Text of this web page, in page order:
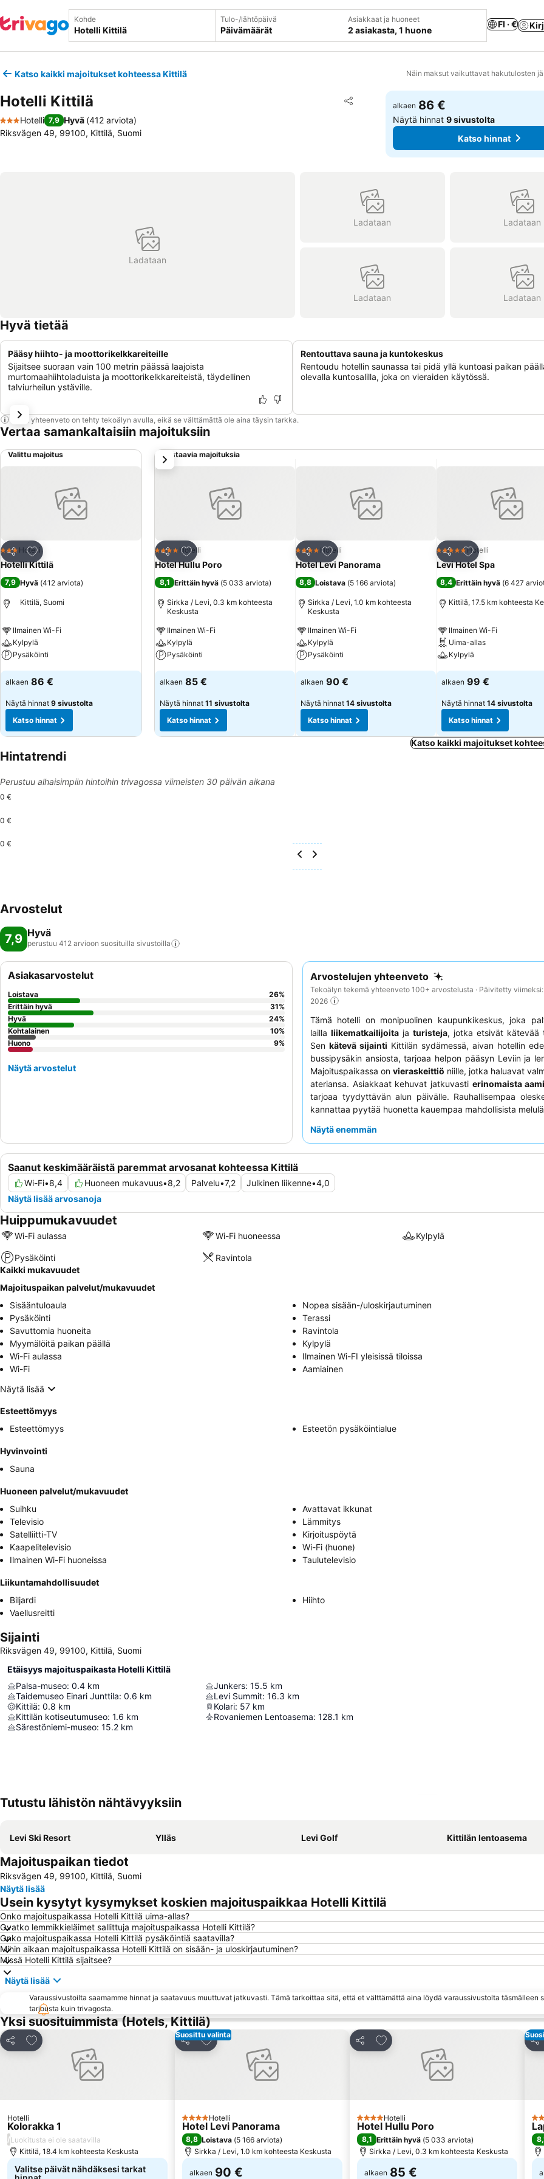
Kohde Tulo-/lähtöpäivä
Päivämäärät
Asiakkaat ja huoneet
2 asiakasta, 1 huone
FI · €
Katso kaikki majoitukset kohteessa Kittilä Näin maksut vaikuttavat hakutulosten
Hotelli Kittilä Jaa
Lisää suosikkeihin
3 Tähtiluokitus
Hotelli 7,9 Hyvä (412 arviota)
Riksvägen 49, 99100, Kittilä, Suomi
alkaen 86 €
Näytä hinnat9 sivustolta
Katso hinnat
Ladataan
Ladataan Ladataan
Ladataan Ladataan
Hyvä tietää
Pääsy hiihto- ja moottorikelkkareiteille
Sijaitsee suoraan vain 100 metrin päässä laajoista
murtomaahiihtoladuista ja moottorikelkkareiteistä, täydellinen
talviurheilun ystäville.
Rentouttava sauna ja kuntokeskus
Rentoudu hotellin saunassa tai pidä yllä kuntoasi paikan
olevalla kuntosalilla, joka on vieraiden käytössä.
Tämä yhteenveto on tehty tekoälyn avulla, eikä se välttämättä ole aina täysin tarkka.
Vertaa samankaltaisiin majoituksiin
Valittu majoitus
Jaa
Lisää suosikkeihin
3 Tähtiluokitus
Hotelli
Hotelli Kittilä
7,9 Hyvä (412 arviota)
Kittilä, Suomi
Ilmainen Wi-Fi
Kylpylä
Pysäköinti
Katso hinnat
alkaen 86 €
Näytä hinnat 9 sivustolta
Katso hinnat
Vastaavia majoituksia
Jaa
Lisää suosikkeihin
4 Tähtiluokitus
Hotelli
Hotel Hullu Poro
8,1 Erittäin hyvä (5 033 arviota)
Sirkka / Levi, 0.3 km kohteesta
Keskusta
Ilmainen Wi-Fi
Kylpylä
Pysäköinti
Katso hinnat
alkaen 85 €
Näytä hinnat 11 sivustolta
Katso hinnat
Jaa
Lisää suosikkeihin
4 Tähtiluokitus
Hotelli
Hotel Levi Panorama
8,8 Loistava (5 166 arviota)
Sirkka / Levi, 1.0 km kohteesta
Keskusta
Ilmainen Wi-Fi
Kylpylä
Pysäköinti
Katso hinnat
alkaen 90 €
Näytä hinnat 14 sivustolta
Katso hinnat
Jaa
Lisää suosikkeihin
5 Tähtiluokitus
Hotelli
Levi Hotel Spa
8,4 Erittäin hyvä (6 427
Kittilä, 17.5 km kohteesta
Ilmainen Wi-Fi
Uima-allas
Kylpylä
Katso hinnat
alkaen 99 €
Näytä hinnat 14 sivustolta
Katso hinnat
seuraava
Katso kaikki majoitukset
Hintatrendi
Perustuu alhaisimpiin hintoihin trivagossa viimeisten 30 päivän aikana
0 €
0 €
0 €
Arvostelut
7,9 Hyvä
perustuu 412 arvioon suosituilla sivustoilla
Arvostelujen yhteenveto
Tekoälyn tekemä yhteenveto 100+ arvostelusta · Päivitetty
2026
Tämä hotelli on monipuolinen kaupunkikeskus, joka
lailla liikematkailijoita ja turisteja, jotka etsivät kätevää
Sen kätevä sijainti Kittilän sydämessä, aivan hotellin
bussipysäkin ansiosta, tarjoaa helpon pääsyn Leviin ja
Majoituspaikassa on vieraskeittiö niille, jotka haluavat
ateriansa. Asiakkaat kehuvat jatkuvasti erinomaista
tarjoaa tyydyttävän alun päivälle. Rauhallisempaa
kannattaa pyytää huonetta kauempaa mahdollisista
Näytä enemmän
Saanut keskimääräistä paremmat arvosanat kohteessa Kittilä
Wi-Fi•8,4 Huoneen mukavuus•8,2 Palvelu•7,2 Julkinen liikenne•4,0
Näytä lisää arvosanoja
Asiakasarvostelut
Loistava 26%
Erittäin hyvä
31%
Hyvä
24%
Kohtalainen
10%
Huono
9%
Näytä arvostelut
Huippumukavuudet
Wi-Fi aulassa Wi-Fi huoneessa Kylpylä
Pysäköinti
Ravintola
Kaikki mukavuudet
Majoituspaikan palvelut/mukavuudet
Sisääntuloaula
Nopea sisään-/uloskirjautuminen
Pysäköinti
Terassi
Savuttomia huoneita
Ravintola
Myymälöitä paikan päällä
Kylpylä
Wi-Fi aulassa
Ilmainen Wi-FI yleisissä tiloissa
Wi-Fi
Aamiainen
Näytä lisää
Esteettömyys
Esteettömyys
Esteetön pysäköintialue
Hyvinvointi
Sauna
Huoneen palvelut/mukavuudet
Suihku
Avattavat ikkunat
Televisio
Lämmitys
Satelliitti-TV
Kirjoituspöytä
Kaapelitelevisio
Wi-Fi (huone)
Ilmainen Wi-Fi huoneissa
Taulutelevisio
Liikuntamahdollisuudet
Biljardi
Hiihto
Vaellusreitti
Sijainti
Riksvägen 49, 99100, Kittilä, Suomi
Etäisyys majoituspaikasta Hotelli Kittilä
Palsa-museo: 0.4 km
Taidemuseo Einari Junttila: 0.6 km
Kittilä: 0.8 km
Kittilän kotiseutumuseo: 1.6 km
Särestöniemi-museo: 15.2 km
Junkers: 15.5 km
Levi Summit: 16.3 km
Kolari: 57 km
Rovaniemen Lentoasema: 128.1 km
Tutustu lähistön nähtävyyksiin
Levi Ski Resort Ylläs Levi Golf Kittilän lentoasema
Majoituspaikan tiedot
Riksvägen 49, 99100, Kittilä, Suomi
Näytä lisää
Usein kysytyt kysymykset koskien majoituspaikkaa Hotelli Kittilä
Onko majoituspaikassa Hotelli Kittilä uima-allas?
Ovatko lemmikkieläimet sallittuja majoituspaikassa Hotelli Kittilä?
Onko majoituspaikassa Hotelli Kittilä pysäköintiä saatavilla?
Mihin aikaan majoituspaikassa Hotelli Kittilä on sisään- ja uloskirjautuminen?
Missä Hotelli Kittilä sijaitsee?
Näytä lisää
Varaussivustoilta saamamme hinnat ja saatavuus muuttuvat jatkuvasti. Tämä tarkoittaa sitä, että et välttämättä aina löydä varaussivustolta täsmälleen
tarjousta kuin trivagosta.
Yksi suosituimmista (Hotels, Kittilä)
Jaa
Lisää suosikkeihin
Hotelli
Kolorakka 1
/Luokitusta ei ole saatavilla
Kittilä, 18.4 km kohteesta Keskusta
Valitse päivät nähdäksesi tarkat
Suosittu valinta
Jaa
Lisää suosikkeihin
4 Tähtiluokitus
Hotelli
Hotel Levi Panorama
8,8 Loistava (5 166 arviota)
Sirkka / Levi, 1.0 km kohteesta Keskusta
alkaen 90 €
Jaa
Lisää suosikkeihin
4 Tähtiluokitus
Hotelli
Hotel Hullu Poro
8,1 Erittäin hyvä (5 033 arviota)
Sirkka / Levi, 0.3 km kohteesta Keskusta
alkaen 85 €
Jaa
3